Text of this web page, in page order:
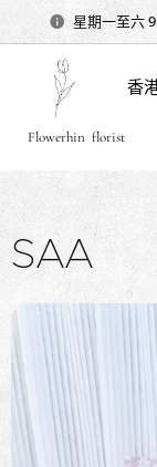
星期一至六
香
Flowerhin florist
SAA